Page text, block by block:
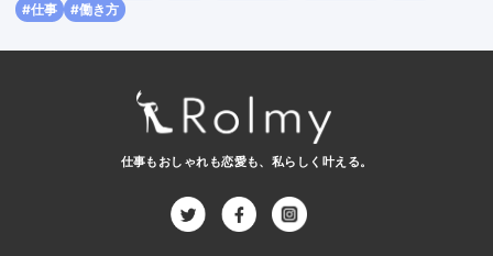
#仕事
#働き方
仕事もおしゃれも恋愛も、 私らしく叶える。